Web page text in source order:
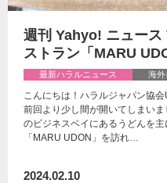
週刊 Yahyo! ニュース
ストラン「MARU
最新ハラルニュース 海外
こんにちは！ハラルジャパン協
前回より少し間が開いてしまい
のビジネスベイにあるうどんを
「MARU UDON」を訪れ…
2024.02.10